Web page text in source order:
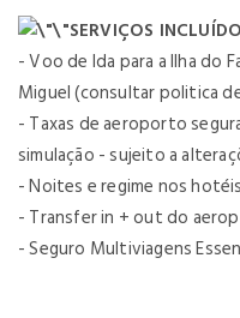
SERVIÇOS
- Voo de Ida para a Ilha do
Miguel (consultar politica
- Taxas de aeroporto
simulação - sujeito a
- Noites e regime nos
- Transfer in + out do
- Seguro Multiviagens